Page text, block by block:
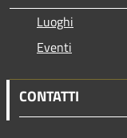
Luoghi
Eventi
CONTATTI